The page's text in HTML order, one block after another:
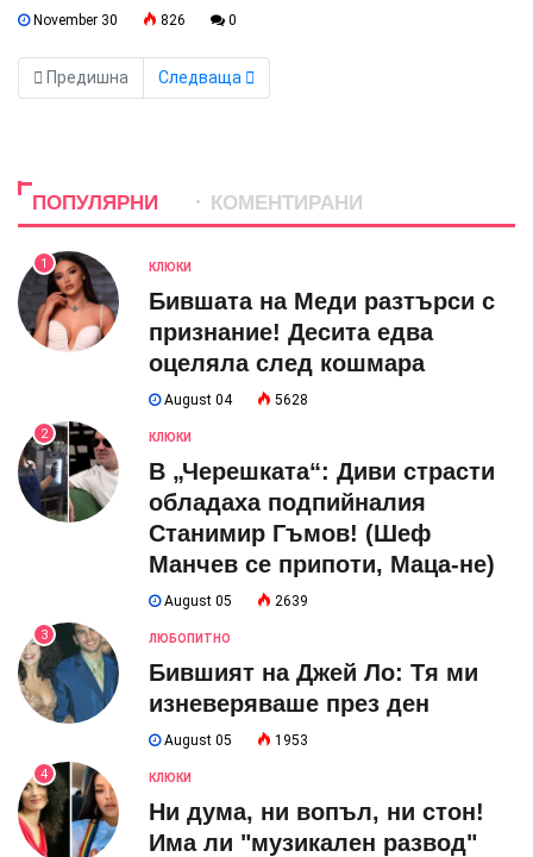
November 30 826 0
Предишна Следваща
ПОПУЛЯРНИ КОМЕНТИРАНИ
1 КЛЮКИ
Бившата на Меди разтърси с
признание! Десита едва
оцеляла след кошмара
August 04 5628
2 КЛЮКИ
В „Черешката“: Диви страсти
обладаха подпийналия
Станимир Гъмов! (Шеф
Манчев се припоти, Маца-не)
August 05 2639
3 ЛЮБОПИТНО
Бившият на Джей Ло: Тя ми
изневеряваше през ден
August 05 1953
4 КЛЮКИ
Ни дума, ни вопъл, ни стон!
Има ли "музикален развод"